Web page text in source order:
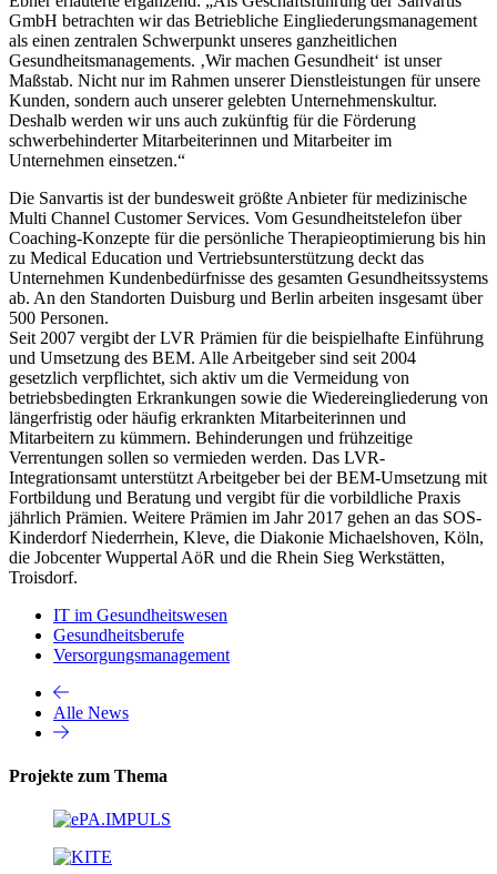
GmbH betrachten wir das Betriebliche Eingliederungsmanagement
als einen zentralen Schwerpunkt unseres ganzheitlichen
Gesundheitsmanagements. ‚Wir machen Gesundheit‘ ist unser
Maßstab. Nicht nur im Rahmen unserer Dienstleistungen für unsere
Kunden, sondern auch unserer gelebten Unternehmenskultur.
Deshalb werden wir uns auch zukünftig für die Förderung
schwerbehinderter Mitarbeiterinnen und Mitarbeiter im
Unternehmen einsetzen.“
Die Sanvartis ist der bundesweit größte Anbieter für medizinische
Multi Channel Customer Services. Vom Gesundheitstelefon über
Coaching-Konzepte für die persönliche Therapieoptimierung bis hin
zu Medical Education und Vertriebsunterstützung deckt das
Unternehmen Kundenbedürfnisse des gesamten Gesundheitssystems
ab. An den Standorten Duisburg und Berlin arbeiten insgesamt über
500 Personen.
Seit 2007 vergibt der LVR Prämien für die beispielhafte Einführung
und Umsetzung des BEM. Alle Arbeitgeber sind seit 2004
gesetzlich verpflichtet, sich aktiv um die Vermeidung von
betriebsbedingten Erkrankungen sowie die Wiedereingliederung von
längerfristig oder häufig erkrankten Mitarbeiterinnen und
Mitarbeitern zu kümmern. Behinderungen und frühzeitige
Verrentungen sollen so vermieden werden. Das LVR-
Integrationsamt unterstützt Arbeitgeber bei der BEM-Umsetzung mit
Fortbildung und Beratung und vergibt für die vorbildliche Praxis
jährlich Prämien. Weitere Prämien im Jahr 2017 gehen an das SOS-
Kinderdorf Niederrhein, Kleve, die Diakonie Michaelshoven, Köln,
die Jobcenter Wuppertal AöR und die Rhein Sieg Werkstätten,
Troisdorf.
IT im Gesundheitswesen
Gesundheitsberufe
Versorgungsmanagement
Alle News
Projekte zum Thema